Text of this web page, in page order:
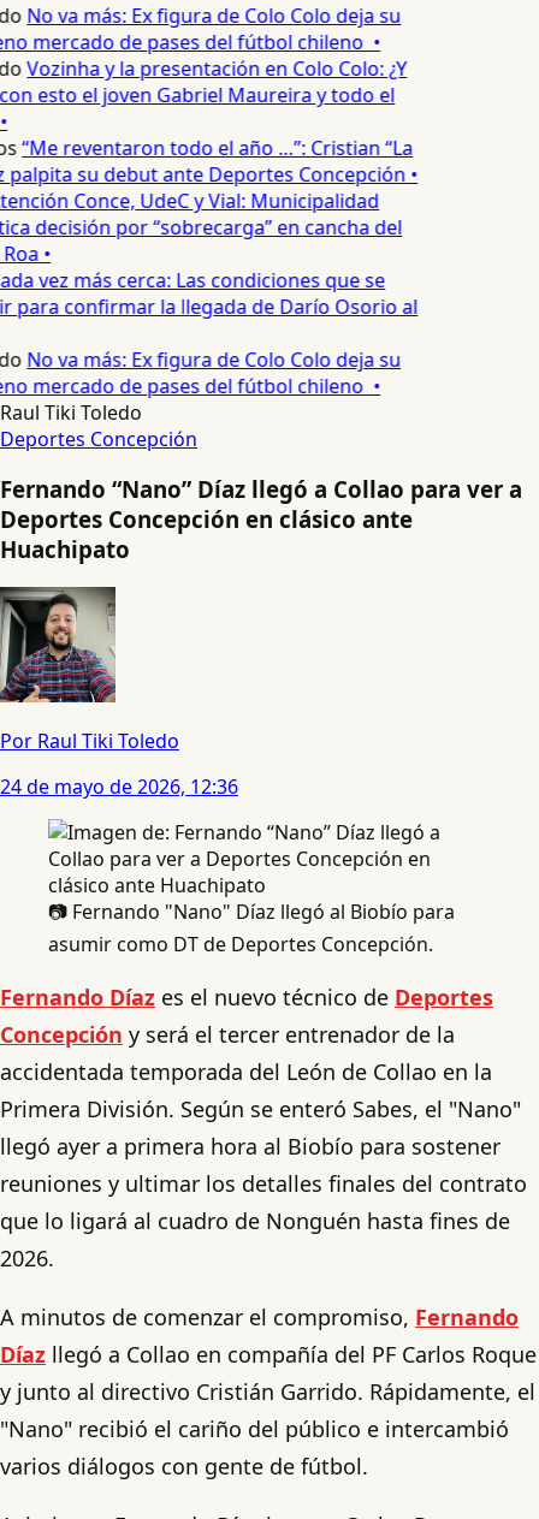
No va más: Ex figura de Colo Colo deja su
mercado de pases del fútbol chileno •
Vozinha y la presentación en Colo Colo: ¿Y
esto el joven Gabriel Maureira y todo el
“Me reventaron todo el año …”: Cristian “La
su debut ante Deportes Concepción •
Conce, UdeC y Vial: Municipalidad
decisión por “sobrecarga” en cancha del
•
vez más cerca: Las condiciones que se
para confirmar la llegada de Darío Osorio al
No va más: Ex figura de Colo Colo deja su
mercado de pases del fútbol chileno •
Raul Tiki Toledo
Deportes Concepción
Fernando “Nano” Díaz llegó a Collao para ver a
Deportes Concepción en clásico ante
Huachipato
Por Raul Tiki Toledo
24 de mayo de 2026, 12:36
📷 Fernando "Nano" Díaz llegó al Biobío para
asumir como DT de Deportes Concepción.
Fernando Díaz es el nuevo técnico de Deportes
Concepción y será el tercer entrenador de la
accidentada temporada del León de Collao en la
Primera División. Según se enteró Sabes, el "Nano"
llegó ayer a primera hora al Biobío para sostener
reuniones y ultimar los detalles finales del contrato
que lo ligará al cuadro de Nonguén hasta fines de
2026.
A minutos de comenzar el compromiso, Fernando
Díaz llegó a Collao en compañía del PF Carlos Roque
y junto al directivo Cristián Garrido. Rápidamente, el
"Nano" recibió el cariño del público e intercambió
varios diálogos con gente de fútbol.